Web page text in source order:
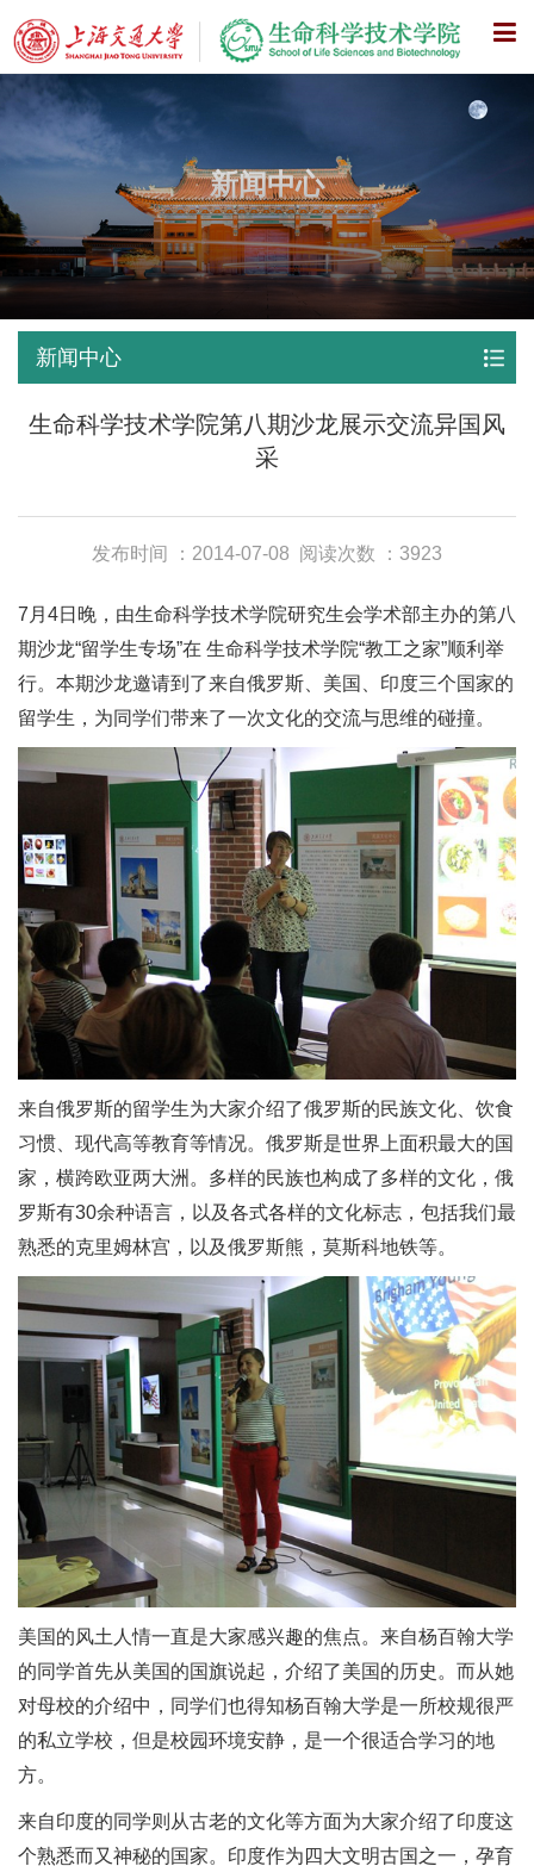
X
新闻中心
新闻中心
生命科学技术学院第八期沙龙展示交流异国风
采
发布时间 ：2014-07-08 阅读次数 ：3923
7月4日晚，由生命科学技术学院研究生会学术部主办的第八
期沙龙“留学生专场”在 生命科学技术学院“教工之家”顺利举
行。本期沙龙邀请到了来自俄罗斯、美国、印度三个国家的
留学生，为同学们带来了一次文化的交流与思维的碰撞。
来自俄罗斯的留学生为大家介绍了俄罗斯的民族文化、饮食
习惯、现代高等教育等情况。俄罗斯是世界上面积最大的国
家，横跨欧亚两大洲。多样的民族也构成了多样的文化，俄
罗斯有30余种语言，以及各式各样的文化标志，包括我们最
熟悉的克里姆林宫，以及俄罗斯熊，莫斯科地铁等。
美国的风土人情一直是大家感兴趣的焦点。来自杨百翰大学
的同学首先从美国的国旗说起，介绍了美国的历史。而从她
对母校的介绍中，同学们也得知杨百翰大学是一所校规很严
的私立学校，但是校园环境安静，是一个很适合学习的地
方。
来自印度的同学则从古老的文化等方面为大家介绍了印度这
个熟悉而又神秘的国家。印度作为四大文明古国之一，孕育